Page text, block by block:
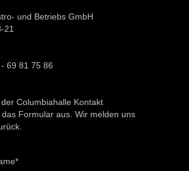
und Betriebs GmbH
21
69 81 75 86
Columbiahalle Kontakt
Formular aus. Wir melden uns
*